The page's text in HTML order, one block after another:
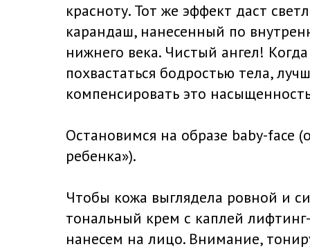
красноту. Тот же эффект даст
карандаш, нанесенный по
нижнего века. Чистый ангел!
похвастаться бодростью тела,
компенсировать это
Остановимся на образе baby-face
ребенка»).
Чтобы кожа выглядела ровной и
тональный крем с каплей
нанесем на лицо. Внимание,